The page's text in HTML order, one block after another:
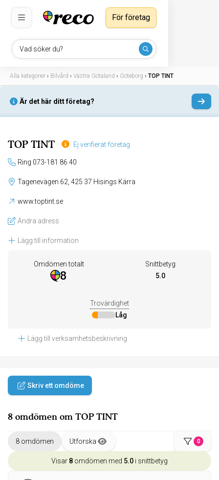
Vad söker du?
För företag
Alla kategorier › Bilvård › Västra Götaland › Göteborg › TOP TINT
Är det här ditt företag?
TOP TINT Ej verifierat företag
Ring 073-181 86 40
Tagenevägen 62, 425 37 Hisings Kärra
www.toptint.se
Ändra adress
Lägg till information
Omdömen totalt
8
Snittbetyg
5.0
Trovärdighet
Låg
Lägg till verksamhetsbeskrivning
Skriv ett omdöme
8 omdömen om TOP TINT
8 omdömen Utforska 0
Visar 8 omdömen med 5.0 i snittbetyg